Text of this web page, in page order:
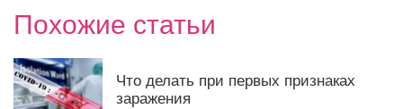
Похожие статьи
Что делать при первых признаках
заражения